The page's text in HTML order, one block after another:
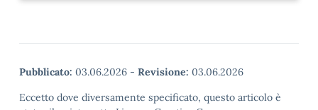
Pubblicato: 03.06.2026 - Revisione: 03.06.2026
Eccetto dove diversamente specificato, questo articolo è